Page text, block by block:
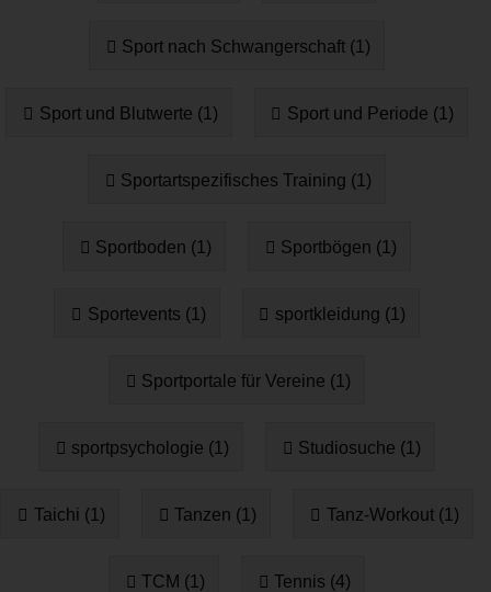
Sport nach Schwangerschaft (1)
Sport und Blutwerte (1) Sport und Periode (1)
Sportartspezifisches Training (1)
Sportboden (1) Sportbögen (1)
Sportevents (1) sportkleidung (1)
Sportportale für Vereine (1)
sportpsychologie (1) Studiosuche (1)
Taichi (1) Tanzen (1) Tanz-Workout (1)
TCM (1) Tennis (4)